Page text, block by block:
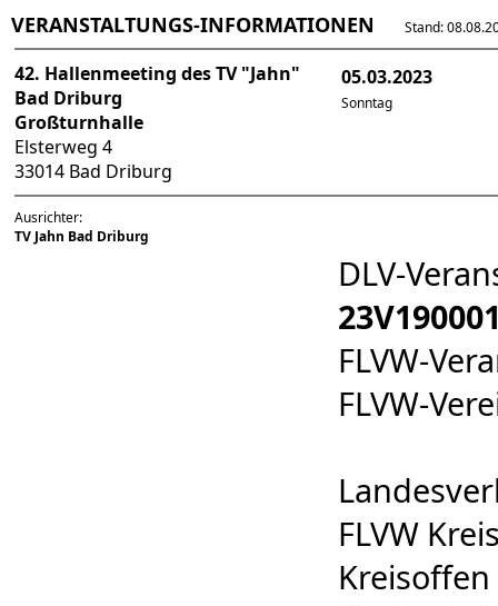
VERANSTALTUNGS-INFORMATIONEN Stand:
42. Hallenmeeting des TV "Jahn"
Bad Driburg
Großturnhalle
Elsterweg 4
33014 Bad Driburg
05.03.2023
Sonntag
Ausrichter:
TV Jahn Bad Driburg
DLV-
FLVW-
FLVW-
FLVW
Kreisoffen